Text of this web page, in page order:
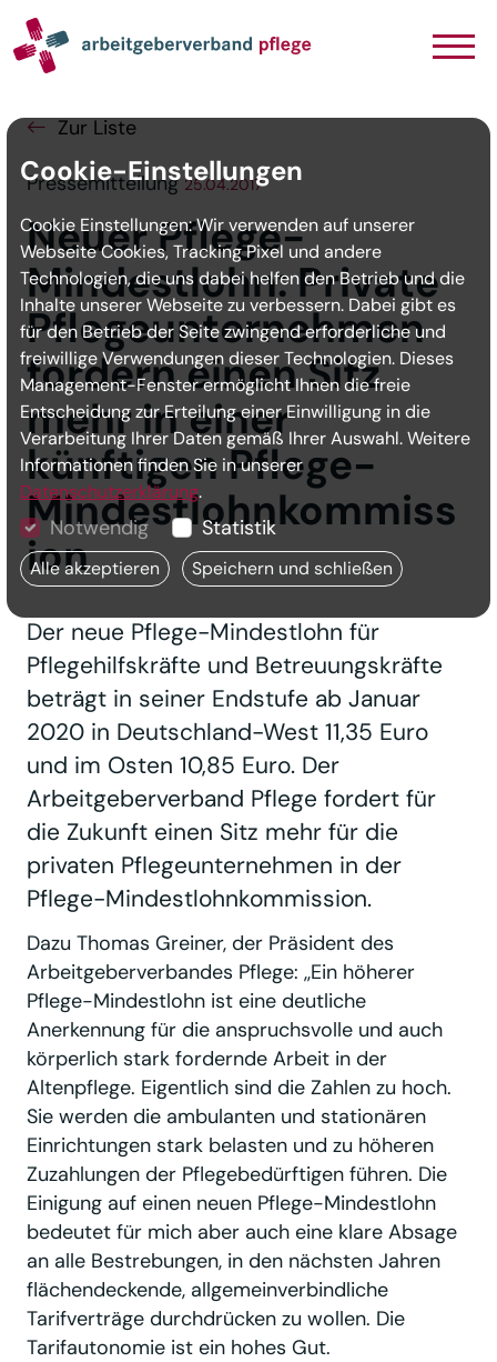
Navigation
Inhalt
Seitenabschluss
Zur Liste
Pressemitteilung 25.04.2017
Neuer Pflege-
Mindestlohn: Private
Pflegeunternehmen
fordern einen Sitz
mehr in einer
künftigen Pflege-
Mindestlohnkommiss
ion
Der neue Pflege-Mindestlohn für
Pflegehilfskräfte und Betreuungskräfte
beträgt in seiner Endstufe ab Januar
2020 in Deutschland-West 11,35 Euro
und im Osten 10,85 Euro. Der
Arbeitgeberverband Pflege fordert für
die Zukunft einen Sitz mehr für die
privaten Pflegeunternehmen in der
Pflege-Mindestlohnkommission.
Dazu Thomas Greiner, der Präsident des
Arbeitgeberverbandes Pflege: ,,Ein höherer
Pflege-Mindestlohn ist eine deutliche
Anerkennung für die anspruchsvolle und auch
körperlich stark fordernde Arbeit in der
Altenpflege. Eigentlich sind die Zahlen zu hoch.
Sie werden die ambulanten und stationären
Einrichtungen stark belasten und zu höheren
Zuzahlungen der Pflegebedürftigen führen. Die
Einigung auf einen neuen Pflege-Mindestlohn
bedeutet für mich aber auch eine klare Absage
an alle Bestrebungen, in den nächsten Jahren
flächendeckende, allgemeinverbindliche
Tarifverträge durchdrücken zu wollen. Die
Tarifautonomie ist ein hohes Gut.
Cookie-Einstellungen
Cookie Einstellungen: Wir verwenden auf unserer
Webseite Cookies, Tracking Pixel und andere
Technologien, die uns dabei helfen den Betrieb und die
Inhalte unserer Webseite zu verbessern. Dabei gibt es
für den Betrieb der Seite zwingend erforderliche und
freiwillige Verwendungen dieser Technologien. Dieses
Management-Fenster ermöglicht Ihnen die freie
Entscheidung zur Erteilung einer Einwilligung in die
Verarbeitung Ihrer Daten gemäß Ihrer Auswahl. Weitere
Informationen finden Sie in unserer
Datenschutzerklärung.
Notwendig Statistik
Alle akzeptieren Speichern und schließen